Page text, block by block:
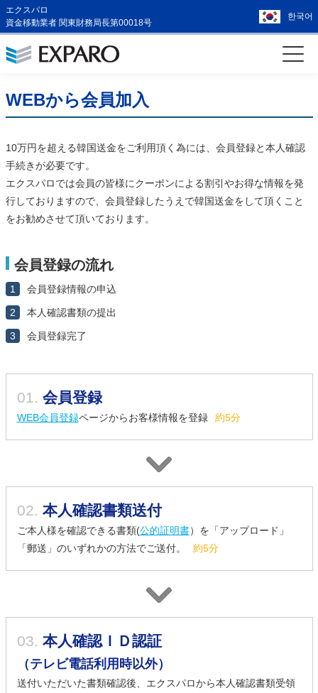
エクスパロ
資金移動業者 関東財務局長第00018号
한국어
WEBから会員加入
10万円を超える韓国送金をご利用頂く為には、会員登録と本人確認
手続きが必要です。
エクスパロでは会員の皆様にクーポンによる割引やお得な情報を発
行しておりますので、会員登録したうえで韓国送金をして頂くこと
をお勧めさせて頂いております。
会員登録の流れ
1 会員登録情報の申込
2 本人確認書類の提出
3 会員登録完了
01. 会員登録
WEB会員登録ページからお客様情報を登録 約5分
02. 本人確認書類送付
ご本人様を確認できる書類(公的証明書）を「アップロード」
「郵送」のいずれかの方法でご送付。
約5分
03. 本人確認ＩＤ認証
（テレビ電話利用時以外）
送付いただいた書類確認後、エクスパロから本人確認書類受領